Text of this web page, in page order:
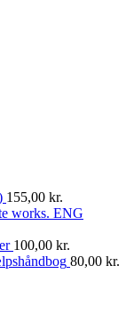
155,00 kr.
works. ENG
100,00 kr.
80,00 kr.